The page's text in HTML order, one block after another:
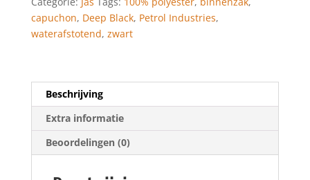
capuchon, Deep Black, Petrol Industries,
waterafstotend, zwart
Beschrijving
Extra informatie
Beoordelingen (0)